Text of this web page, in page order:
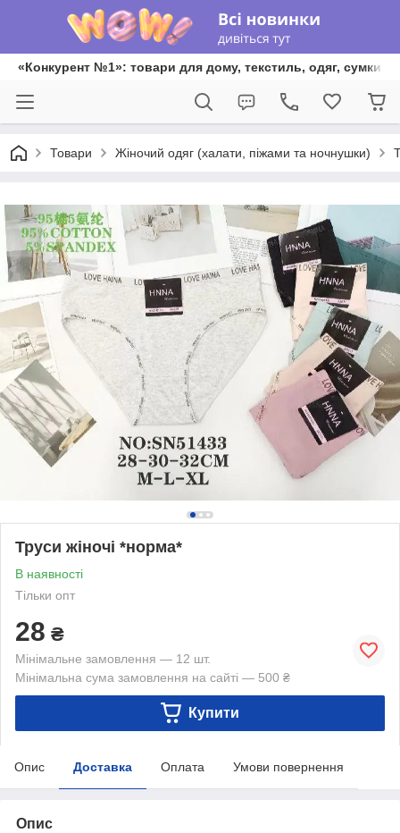
«Конкурент №1»: товари для дому, текстиль, одяг, сумки
Товари Жіночий одяг (халати, піжами та ночнушки)
Труси жіночі *норма*
В наявності
Тільки опт
28 ₴
Мінімальне замовлення — 12 шт.
Мінімальна сума замовлення на сайті — 500 ₴
Купити
Опис Доставка Оплата Умови повернення
Опис